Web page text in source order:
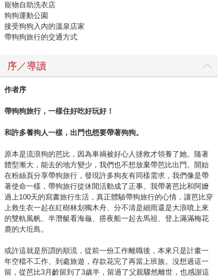
寵物自助洗衣店
狗狗運動公園
接受狗狗入內的溫泉店家
帶狗狗旅行的交通方式
序／導讀
作者序
帶狗狗旅行，一樣住好吃好玩好！
和許多養狗人一樣，出門也想要帶著狗狗。
原本是流浪狗的芭比，因為車禍被好心人拯救才領養了她。隨著
體型漸大，能去的地方變少，我們也不想放棄帶芭比出門。開始
在粉絲頁分享帶狗旅行，發現許多狗友有同樣需求，我們像是帶
著使命一樣，帶狗旅行從休閒活動成了正事。我帶著芭比和阿嬤
過上100天的寫書旅行生活，真正體驗帶狗旅行的心情，讓芭比穿
上救生衣一起在紅樹林划獨木舟、分不清是細雨還是大浪噴上來
的雙軌風帆、半潛艇看海龜、搭夜船一起去馬祖、登上滿滿梅花
鹿的大坵島。
或許這就是所謂的順流，從前一份工作離職後，本來只是計畫一
年空檔不工作、到處旅遊，存款花完了再當上班族。沒想過這一
留，從芭比3月齡留到了3歲半，留過了父親驟然離世，也感謝這